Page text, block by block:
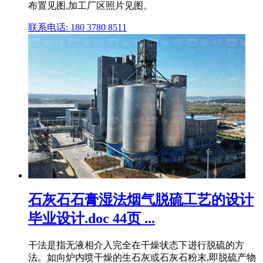
布置见图,加工厂区照片见图。
联系电话: 180 3780 8511
石灰石石膏湿法烟气脱硫工艺的设计
毕业设计.doc 44页 ...
干法是指无液相介入完全在干燥状态下进行脱硫的方
法。如向炉内喷干燥的生石灰或石灰石粉末,即脱硫产物